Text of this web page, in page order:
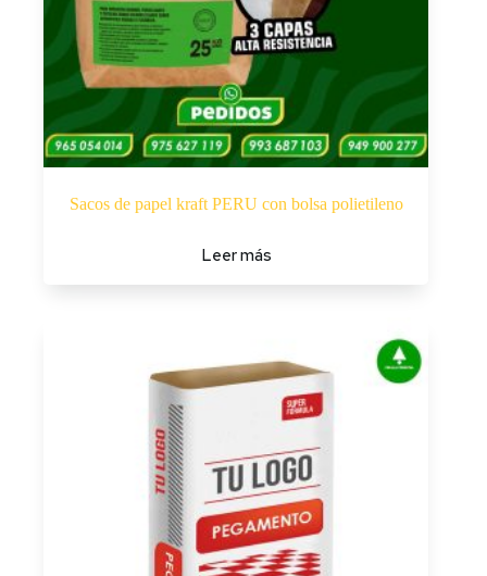
Sacos de papel kraft PERU con bolsa polietileno
Leer más